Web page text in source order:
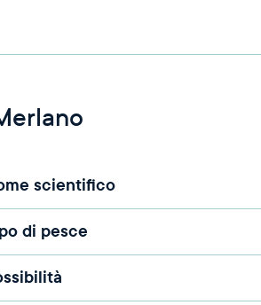
scientifico
di pesce